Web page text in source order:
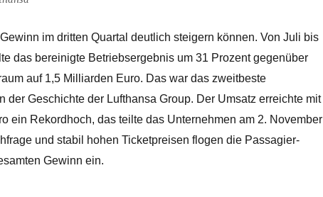
im dritten Quartal deutlich steigern können. Von Juli bis
das bereinigte Betriebsergebnis um 31 Prozent gegenüber
auf 1,5 Milliarden Euro. Das war das zweitbeste
der Geschichte der Lufthansa Group. Der Umsatz erreichte mit
ein Rekordhoch, das teilte das Unternehmen am 2. November
und stabil hohen Ticketpreisen flogen die Passagier-
Gewinn ein.